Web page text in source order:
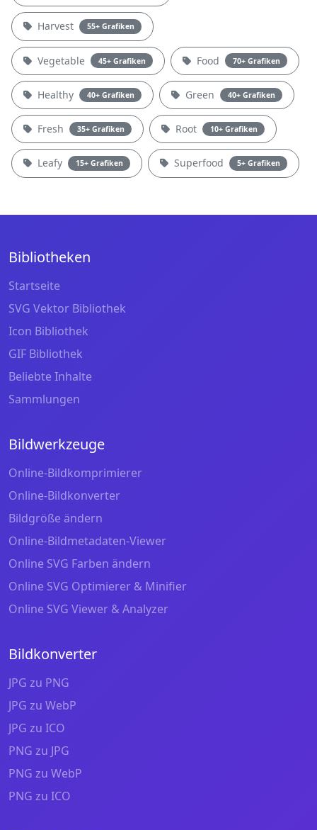
Harvest 55+ Grafiken
Vegetable 45+ Grafiken Food 70+ Grafiken
Healthy 40+ Grafiken Green 40+ Grafiken
Fresh 35+ Grafiken Root 10+ Grafiken
Leafy 15+ Grafiken Superfood 5+ Grafiken
Bibliotheken
Startseite
SVG Vektor Bibliothek
Icon Bibliothek
GIF Bibliothek
Beliebte Inhalte
Sammlungen
Bildwerkzeuge
Online-Bildkomprimierer
Online-Bildkonverter
Bildgröße ändern
Online-Bildmetadaten-Viewer
Online SVG Farben ändern
Online SVG Optimierer & Minifier
Online SVG Viewer & Analyzer
Bildkonverter
JPG zu PNG
JPG zu WebP
JPG zu ICO
PNG zu JPG
PNG zu WebP
PNG zu ICO